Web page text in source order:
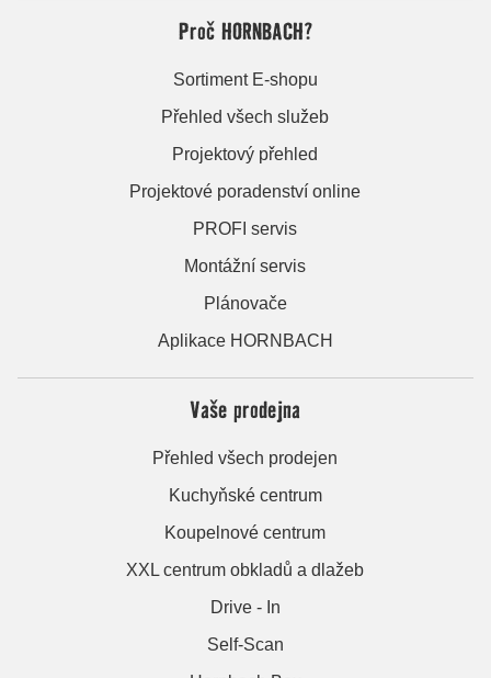
Proč HORNBACH?
Sortiment E-shopu
Přehled všech služeb
Projektový přehled
Projektové poradenství online
PROFI servis
Montážní servis
Plánovače
Aplikace HORNBACH
Vaše prodejna
Přehled všech prodejen
Kuchyňské centrum
Koupelnové centrum
XXL centrum obkladů a dlažeb
Drive - In
Self-Scan